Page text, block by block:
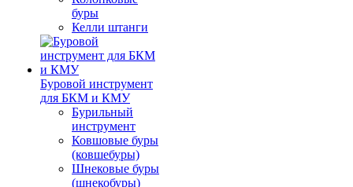
буры
Келли штанги
Буровой инструмент
для БКМ и КМУ
Бурильный
инструмент
Ковшовые буры
(ковшебуры)
Шнековые буры
(шнекобуры)